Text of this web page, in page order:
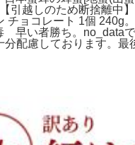
引越しのため断捨離中
チョコレート 1個 240g
い者勝ち。no_dataで
配慮しております。最